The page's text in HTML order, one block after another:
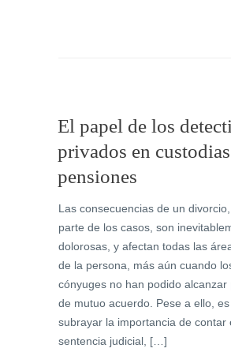
El papel de los
privados en
pensiones
Las consecuencias de un
parte de los casos, son
dolorosas, y afectan todas las
de la persona, más aún cuando
cónyuges no han podido alcanzar
de mutuo acuerdo. Pese a ello,
subrayar la importancia de contar
sentencia judicial, […]